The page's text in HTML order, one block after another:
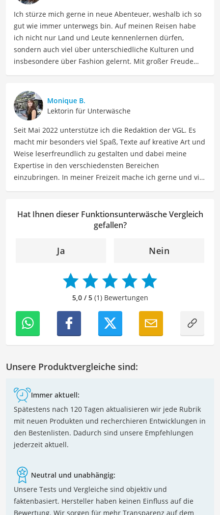
Ich stürze mich gerne in neue Abenteuer, weshalb ich so
gut wie immer unterwegs bin. Auf meinen Reisen habe
ich nicht nur Land und Leute kennenlernen dürfen,
sondern auch viel über unterschiedliche Kulturen und
insbesondere über Fashion gelernt. Mit großer Freude
teilen. Meine Beiträge umfassen Modetrends,
Stylingtipps, Produktbewertungen und Modeinspirationen
für verschiedene Anlässe.
Monique B.
Lektorin für Unterwäsche
Seit Mai 2022 unterstütze ich die Redaktion der VGL. Es
macht mir besonders viel Spaß, Texte auf kreative Art und
Weise leserfreundlich zu gestalten und dabei meine
Expertise in den verschiedensten Bereichen
einzubringen. In meiner Freizeit mache ich gerne und viel
Klarheit, Verständlichkeit und stilistische Korrektheit zu
überprüfen. Mein Ziel ist es dabei, die Qualität und den
angenehme Leseerfahrung zu bieten. Durch meine
beitragen, dass die Inhalte unserer Redaktion optimal
präsentiert werden und ihre volle Wirkung entfalten.
Hat Ihnen dieser Funktionsunterwäsche Vergleich
gefallen?
Ja Nein
5,0 / 5(1) Bewertungen
Unsere Produktvergleiche sind:
Immer aktuell:
Spätestens nach 120 Tagen aktualisieren wir jede Rubrik
mit neuen Produkten und recherchieren Entwicklungen in
den Bestenlisten. Dadurch sind unsere Empfehlungen
jederzeit aktuell.
Neutral und unabhängig:
Unsere Tests und Vergleiche sind objektiv und
faktenbasiert. Hersteller haben keinen Einfluss auf die
Bewertung. Wir sorgen für mehr Transparenz auf dem